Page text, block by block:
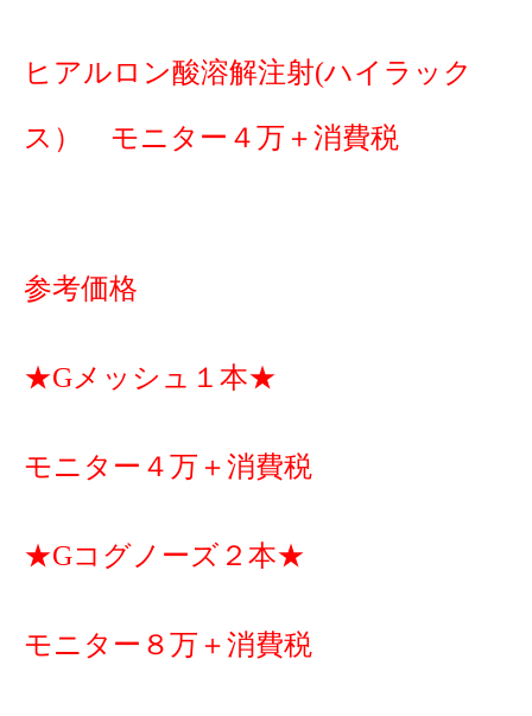
ヒアルロン酸溶解注射(ハイラック
ス） モニター４万＋消費税
参考価格
★Gメッシュ１本★
モニター４万＋消費税
★Gコグノーズ２本★
モニター８万＋消費税